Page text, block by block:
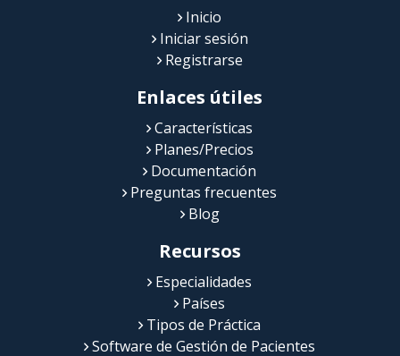
Inicio
Iniciar sesión
Registrarse
Enlaces útiles
Características
Planes/Precios
Documentación
Preguntas frecuentes
Blog
Recursos
Especialidades
Países
Tipos de Práctica
Software de Gestión de Pacientes